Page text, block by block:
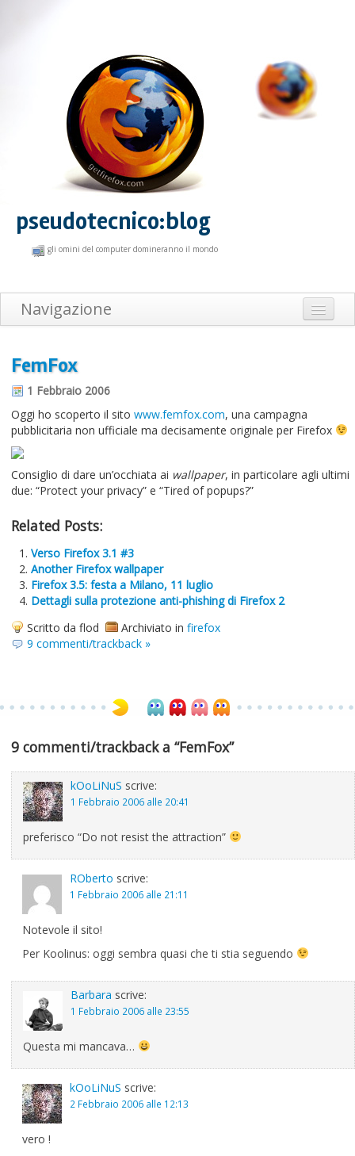
pseudotecnico:blog
gli omini del computer domineranno il mondo
Navigazione
Informazioni sul blog
Varie
Cookie
FemFox
1 Febbraio 2006
Oggi ho scoperto il sito www.femfox.com, una campagna
pubblicitaria non ufficiale ma decisamente originale per Firefox
Consiglio di dare un’occhiata ai wallpaper, in particolare agli ultimi
due: “Protect your privacy” e “Tired of popups?”
Related Posts:
Verso Firefox 3.1 #3
Another Firefox wallpaper
Firefox 3.5: festa a Milano, 11 luglio
Dettagli sulla protezione anti-phishing di Firefox 2
Scritto da flod
Archiviato in firefox
9 commenti/trackback »
9 commenti/trackback a “FemFox”
kOoLiNuS scrive:
1 Febbraio 2006 alle 20:41
preferisco “Do not resist the attraction”
ROberto scrive:
1 Febbraio 2006 alle 21:11
Notevole il sito!
Per Koolinus: oggi sembra quasi che ti stia seguendo
Barbara scrive:
1 Febbraio 2006 alle 23:55
Questa mi mancava…
kOoLiNuS scrive:
2 Febbraio 2006 alle 12:13
vero !